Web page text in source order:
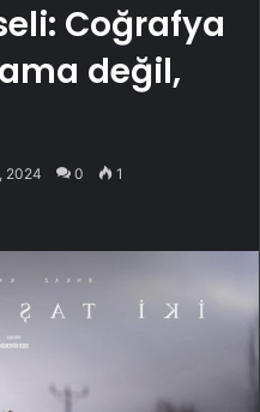
Coğrafya
değil,
2024 0 1